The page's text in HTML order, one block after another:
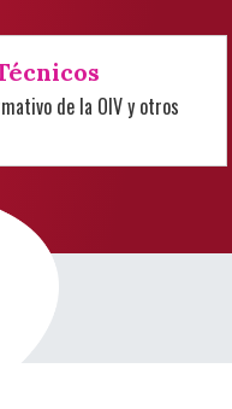
de la OIV y otros